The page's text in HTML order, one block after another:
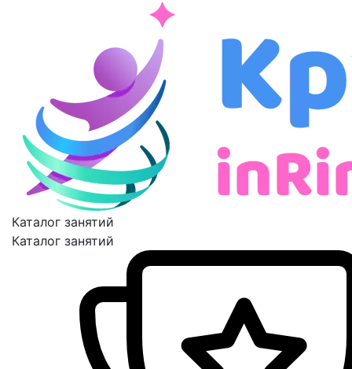
Каталог занятий
Каталог занятий